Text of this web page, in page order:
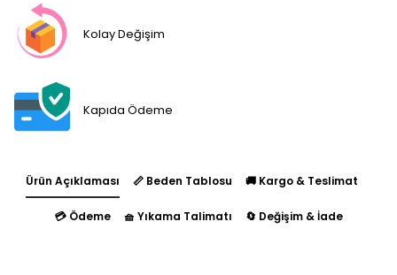
Kolay Değişim
Kapıda Ödeme
Ürün Açıklaması 📏 Beden Tablosu 🚚 Kargo & Teslimat
💳 Ödeme 🧺 Yıkama Talimatı 🔄 Değişim & İade